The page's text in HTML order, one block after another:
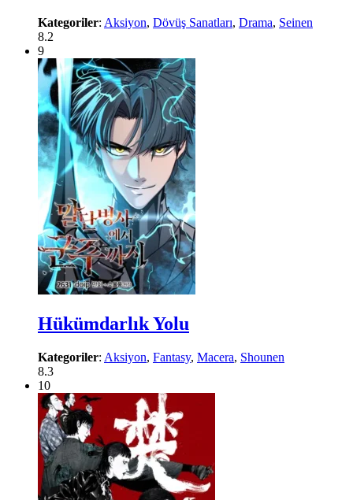
Kategoriler: Aksiyon, Dövüş Sanatları, Drama, Seinen
8.2
9
Hükümdarlık Yolu
Kategoriler: Aksiyon, Fantasy, Macera, Shounen
8.3
10